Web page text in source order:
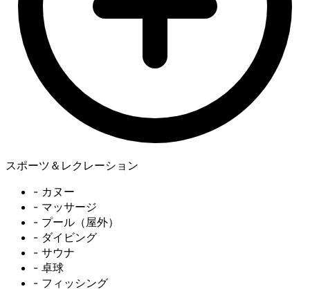
スポーツ＆レクレーション
- カヌー
- マッサージ
- プール（屋外）
- ダイビング
- サウナ
- 卓球
- フィッシング